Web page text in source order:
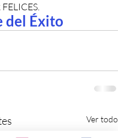
del Éxito
Ver todo